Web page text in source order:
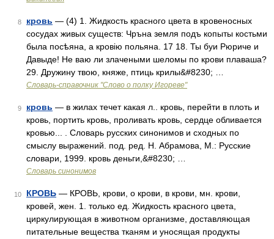
8 кровь — (4) 1. Жидкость красного цвета в кровеносных
сосудах живых существ: Чръна земля подъ копыты костьми
была посѣяна, а кровію польяна. 17 18. Ты буи Рюриче и
Давыде! Не ваю ли злачеными шеломы по крови плаваша?
29. Дружину твою, княже, птиць крилы&#8230; …
Словарь-справочник "Слово о полку Игореве"
9 кровь — в жилах течет какая л.. кровь, перейти в плоть и
кровь, портить кровь, проливать кровь, сердце обливается
кровью... . Словарь русских синонимов и сходных по
смыслу выражений. под. ред. Н. Абрамова, М.: Русские
словари, 1999. кровь деньги,&#8230; …
Словарь синонимов
10 КРОВЬ — КРОВЬ, крови, о крови, в крови, мн. крови,
кровей, жен. 1. только ед. Жидкость красного цвета,
циркулирующая в животном организме, доставляющая
питательные вещества тканям и уносящая продукты